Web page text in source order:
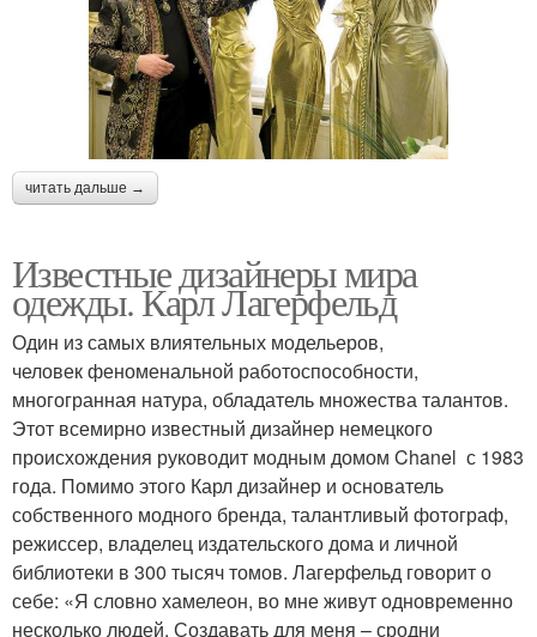
читать дальше →
Известные дизайнеры мира
одежды. Карл Лагерфельд
Один из самых влиятельных модельеров,
человек феноменальной работоспособности,
многогранная натура, обладатель множества талантов.
Этот всемирно известный дизайнер немецкого
происхождения руководит модным домом Chanel с 1983
года. Помимо этого Карл дизайнер и основатель
собственного модного бренда, талантливый фотограф,
режиссер, владелец издательского дома и личной
библиотеки в 300 тысяч томов. Лагерфельд говорит о
себе: «Я словно хамелеон, во мне живут одновременно
несколько людей. Создавать для меня – сродни